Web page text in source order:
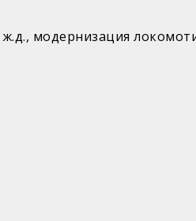
модернизация